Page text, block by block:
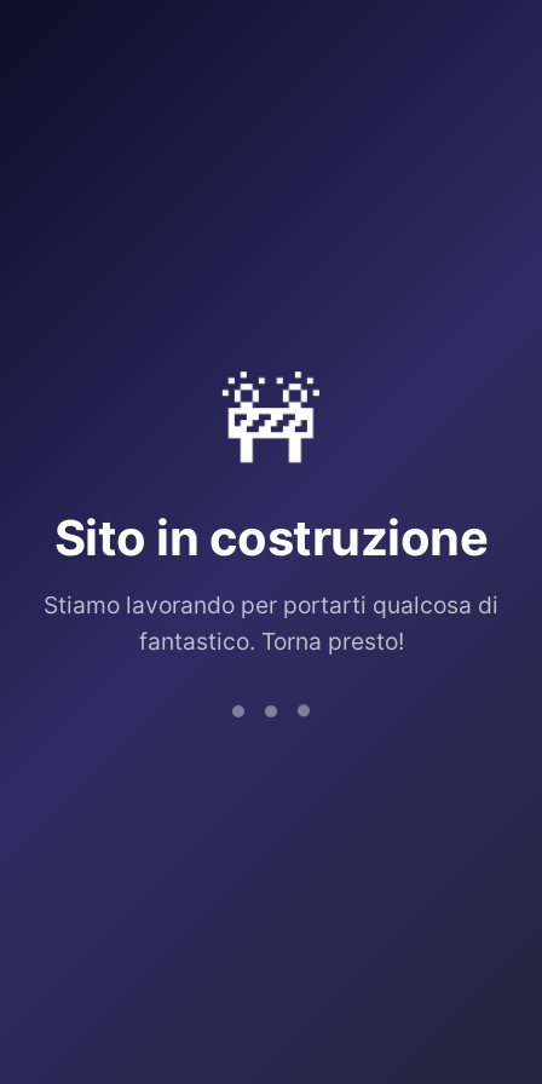
🚧
Sito in costruzione
Stiamo lavorando per portarti qualcosa di
fantastico. Torna presto!